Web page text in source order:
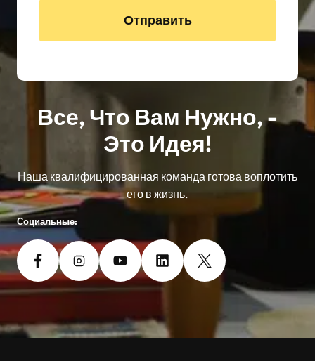
Отправить
Все, Что Вам Нужно, -
Это Идея!
Наша квалифицированная команда готова воплотить
его в жизнь.
Социальные: